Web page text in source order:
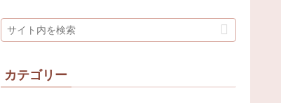
カテゴリー